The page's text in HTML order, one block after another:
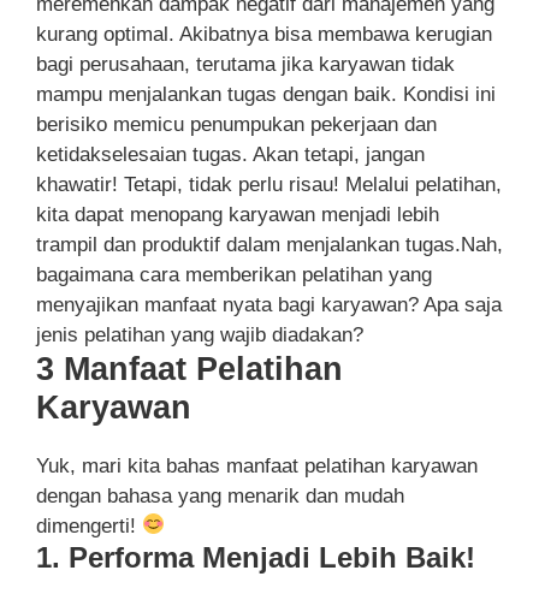
kurang optimal. Akibatnya bisa membawa kerugian
bagi perusahaan, terutama jika karyawan tidak
mampu menjalankan tugas dengan baik. Kondisi ini
berisiko memicu penumpukan pekerjaan dan
ketidakselesaian tugas. Akan tetapi, jangan
khawatir! Tetapi, tidak perlu risau! Melalui pelatihan,
kita dapat menopang karyawan menjadi lebih
trampil dan produktif dalam menjalankan tugas.Nah,
bagaimana cara memberikan pelatihan yang
menyajikan manfaat nyata bagi karyawan? Apa saja
jenis pelatihan yang wajib diadakan?
3 Manfaat Pelatihan
Karyawan
Yuk, mari kita bahas manfaat pelatihan karyawan
dengan bahasa yang menarik dan mudah
dimengerti!
1. Performa Menjadi Lebih Baik!